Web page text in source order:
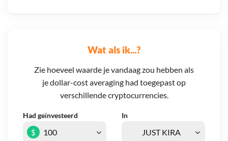
Wat als ik...?
Zie hoeveel waarde je vandaag zou hebben als
je dollar-cost averaging had toegepast op
verschillende cryptocurrencies.
Had geïnvesteerd In
$